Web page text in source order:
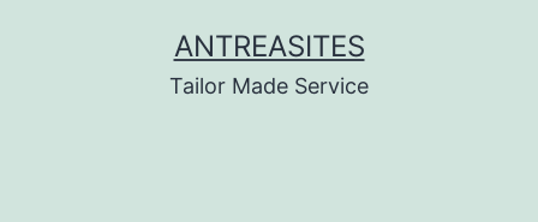
ANTREASITES
Tailor Made Service